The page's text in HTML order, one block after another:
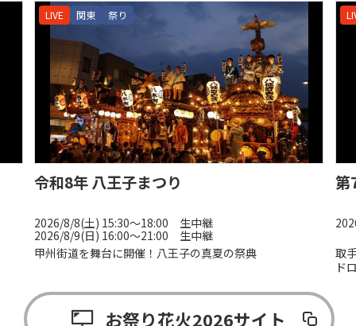
LIVE 関東 祭り
令和8年 八王子まつり
2026/8/8(土) 15:30〜18:00 生中継
2026/8/9(日) 16:00〜21:00 生中継
甲州街道を舞台に開催！八王子の真夏の祭典
第
取
ド
お祭り花火2026サイト